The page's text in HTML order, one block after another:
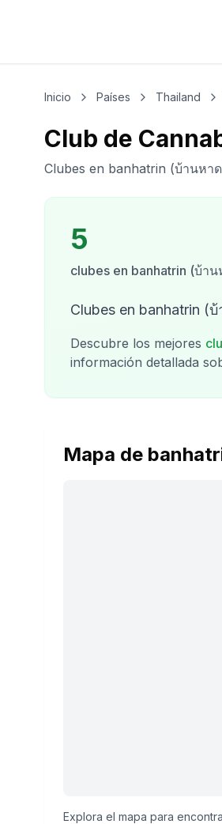
Inicio Países Thailand
Club de
Clubes en banhatrin (บ้านหา
5
clubes en banhatrin (บ้า
Clubes en banhatrin (
Descubre los mejores
información detallada
Mapa de
Explora el mapa para